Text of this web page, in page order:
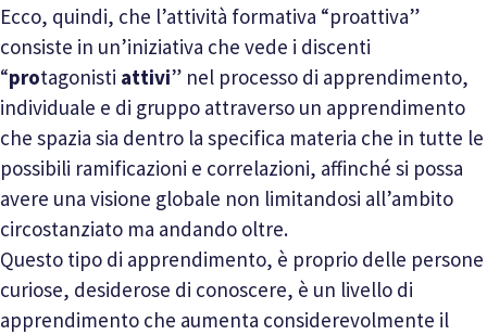
Ecco, quindi, che l’attività formativa “proattiva”
consiste in un’iniziativa che vede i discenti
“protagonisti attivi” nel processo di apprendimento,
individuale e di gruppo attraverso un apprendimento
che spazia sia dentro la specifica materia che in tutte le
possibili ramificazioni e correlazioni, affinché si possa
avere una visione globale non limitandosi all’ambito
circostanziato ma andando oltre.
Questo tipo di apprendimento, è proprio delle persone
curiose, desiderose di conoscere, è un livello di
apprendimento che aumenta considerevolmente il